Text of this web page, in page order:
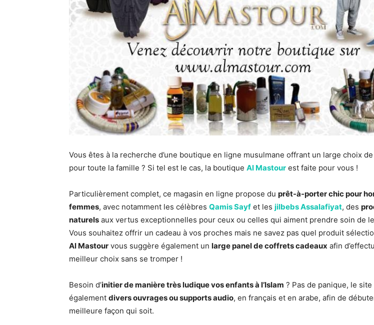
Vous êtes à la recherche d’une boutique en ligne musulmane offrant un large choix
pour toute la famille ? Si tel est le cas, la boutique Al Mastour est faite pour vous !
Particulièrement complet, ce magasin en ligne propose du prêt-à-porter chic pour
femmes, avec notamment les célèbres Qamis Sayf et les jilbebs Assalafiyat, des
naturels aux vertus exceptionnelles pour ceux ou celles qui aiment prendre soin de
Vous souhaitez offrir un cadeau à vos proches mais ne savez pas quel produit
Al Mastour vous suggère également un large panel de coffrets cadeaux afin
meilleur choix sans se tromper !
Besoin d’initier de manière très ludique vos enfants à l’Islam ? Pas de panique, le
également divers ouvrages ou supports audio, en français et en arabe, afin de
meilleure façon qui soit.